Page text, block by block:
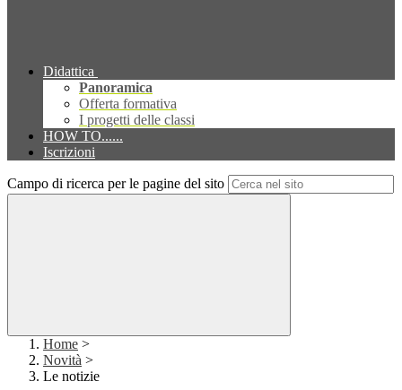
Didattica
Panoramica
Offerta formativa
I progetti delle classi
HOW TO......
Iscrizioni
Campo di ricerca per le pagine del sito
Home >
Novità >
Le notizie